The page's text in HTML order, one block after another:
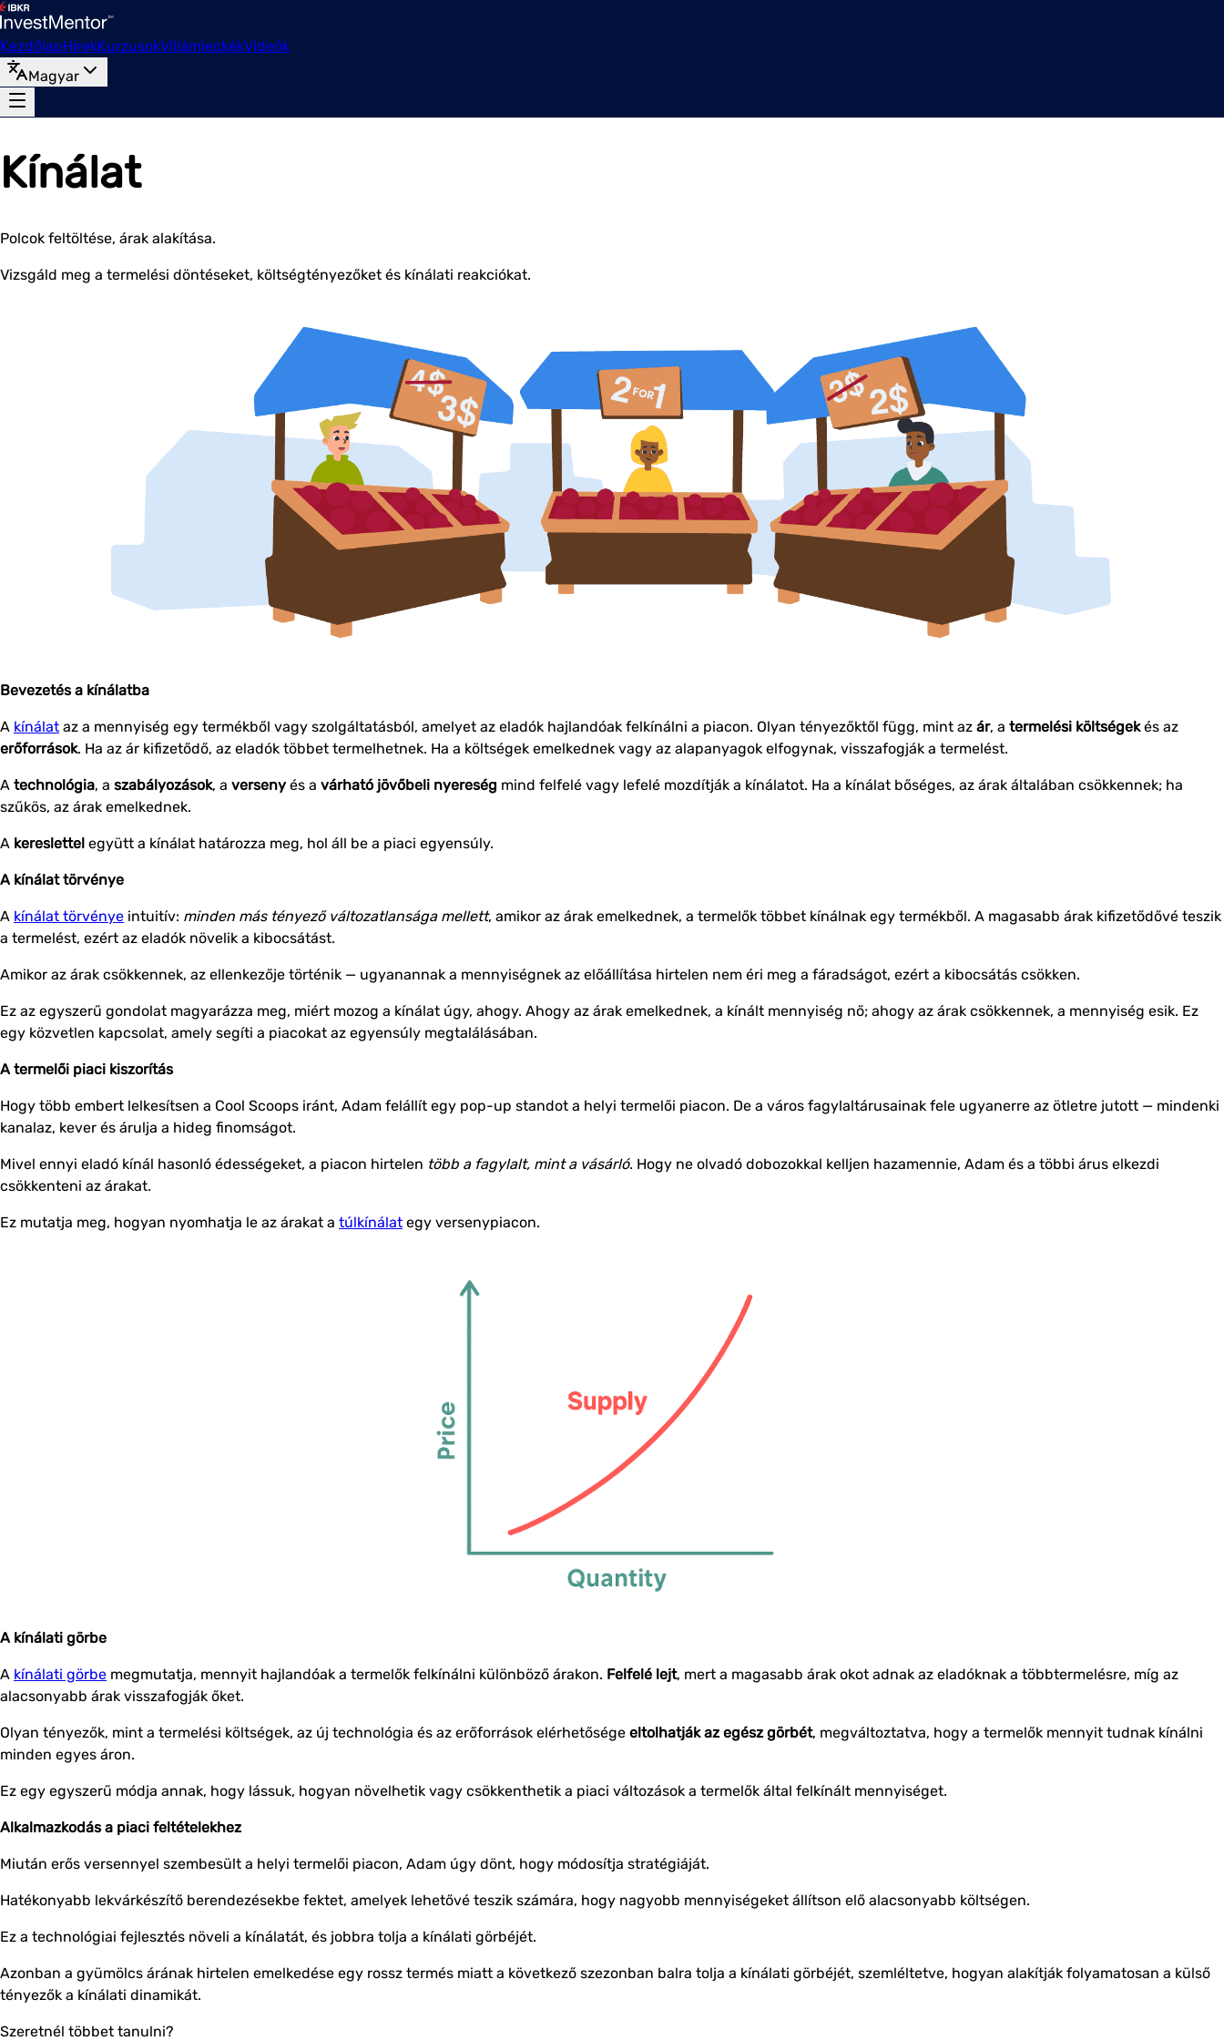
KezdőlapHírekKurzusokVillámleckékVideók
Magyar
Kínálat
Polcok feltöltése, árak alakítása.
Vizsgáld meg a termelési döntéseket, költségtényezőket és kínálati reakciókat.
Bevezetés a kínálatba
A kínálat az a mennyiség egy termékből vagy szolgáltatásból, amelyet az eladók hajlandóak felkínálni a piacon. Olyan tényezőktől függ, mint az ár, a termelési költségekés az
erőforrások. Ha az ár kifizetődő, az eladók többet termelhetnek. Ha a költségek emelkednek vagy az alapanyagok elfogynak, visszafogják a termelést.
A technológia, a szabályozások, a verseny és a várható jövőbeli nyereség mind felfelé vagy lefelé mozdítják a kínálatot. Ha a kínálat bőséges, az árak általában csökkennek; ha
szűkös, az árak emelkednek.
A kereslettel együtt a kínálat határozza meg, hol áll be a piaci egyensúly.
A kínálat törvénye
A kínálat törvénye intuitív: minden más tényező változatlansága mellett, amikor az árak emelkednek, a termelők többet kínálnak egy termékből. A magasabb árak kifizetődővé teszik
a termelést, ezért az eladók növelik a kibocsátást.
Amikor az árak csökkennek, az ellenkezője történik — ugyanannak a mennyiségnek az előállítása hirtelen nem éri meg a fáradságot, ezért a kibocsátás csökken.
Ez az egyszerű gondolat magyarázza meg, miért mozog a kínálat úgy, ahogy. Ahogy az árak emelkednek, a kínált mennyiség nő; ahogy az árak csökkennek, a mennyiség esik. Ez
egy közvetlen kapcsolat, amely segíti a piacokat az egyensúly megtalálásában.
A termelői piaci kiszorítás
Hogy több embert lelkesítsen a Cool Scoops iránt, Adam felállít egy pop-up standot a helyi termelői piacon. De a város fagylaltárusainak fele ugyanerre az ötletre jutott — mindenki
kanalaz, kever és árulja a hideg finomságot.
Mivel ennyi eladó kínál hasonló édességeket, a piacon hirtelen több a fagylalt, mint a vásárló. Hogy ne olvadó dobozokkal kelljen hazamennie, Adam és a többi árus elkezdi
csökkenteni az árakat.
Ez mutatja meg, hogyan nyomhatja le az árakat a túlkínálat egy versenypiacon.
A kínálati görbe
A kínálati görbe megmutatja, mennyit hajlandóak a termelők felkínálni különböző árakon. Felfelé lejt, mert a magasabb árak okot adnak az eladóknak a többtermelésre, míg az
alacsonyabb árak visszafogják őket.
Olyan tényezők, mint a termelési költségek, az új technológia és az erőforrások elérhetősége eltolhatják az egész görbét, megváltoztatva, hogy a termelők mennyit tudnak kínálni
minden egyes áron.
Ez egy egyszerű módja annak, hogy lássuk, hogyan növelhetik vagy csökkenthetik a piaci változások a termelők által felkínált mennyiséget.
Alkalmazkodás a piaci feltételekhez
Miután erős versennyel szembesült a helyi termelői piacon, Adam úgy dönt, hogy módosítja stratégiáját.
Hatékonyabb lekvárkészítő berendezésekbe fektet, amelyek lehetővé teszik számára, hogy nagyobb mennyiségeket állítson elő alacsonyabb költségen.
Ez a technológiai fejlesztés növeli a kínálatát, és jobbra tolja a kínálati görbéjét.
Azonban a gyümölcs árának hirtelen emelkedése egy rossz termés miatt a következő szezonban balra tolja a kínálati görbéjét, szemléltetve, hogyan alakítják folyamatosan a külső
tényezők a kínálati dinamikát.
Szeretnél többet tanulni?